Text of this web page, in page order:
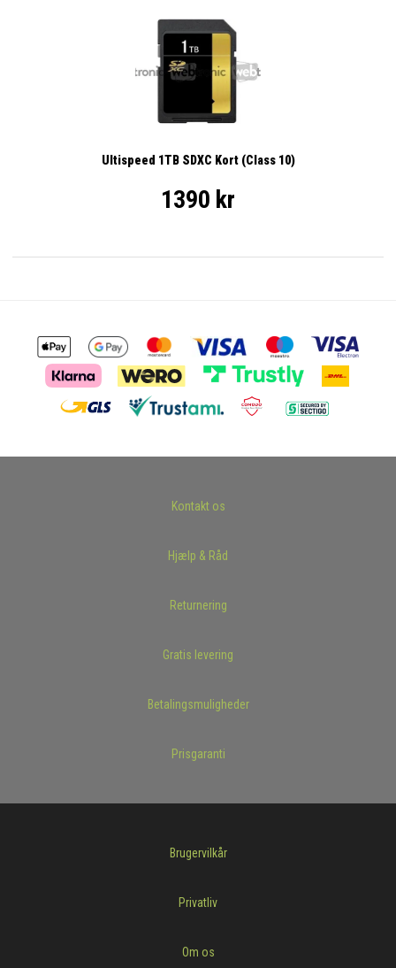
Ultispeed 1TB SDXC Kort (Class 10)
1390 kr
Kontakt os
Hjælp & Råd
Returnering
Gratis levering
Betalingsmuligheder
Prisgaranti
Brugervilkår
Privatliv
Om os